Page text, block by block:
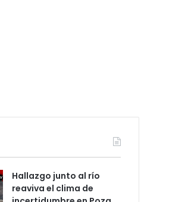
Hallazgo junto al río
reaviva el clima de